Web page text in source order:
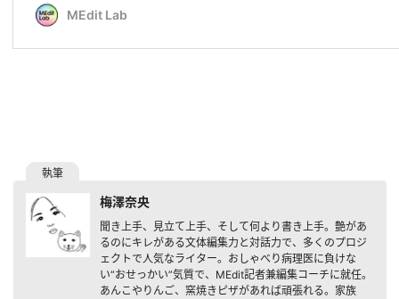
梅澤奈央
聞き上手、見立て上手、そして何より書き上手。艶があ
るのにキレがある文体編集力と対話力で、多くのプロジ
ェクトで人気なライター。おしゃべり病理医に負けな
い“おせっかい”気質で、MEdit記者兼編集コーチに就任。
あんこやりんご、窯焼きピザがあれば頑張れる。家族